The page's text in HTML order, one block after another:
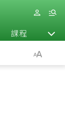
課程 退休